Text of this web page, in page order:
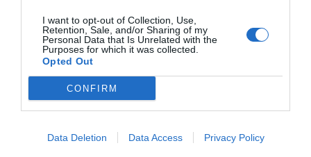
I want to opt-out of Collection, Use,
Retention, Sale, and/or Sharing of my
Personal Data that Is Unrelated with the
Purposes for which it was collected.
Opted Out
CONFIRM
Data Deletion Data Access Privacy Policy
Δείτε αυτή τη δημοσίευση στο Instagram.